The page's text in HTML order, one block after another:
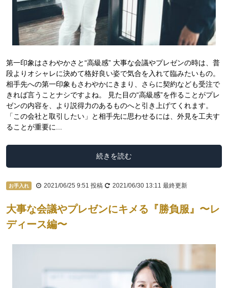
第一印象はさわやかさと“高級感” 大事な会議やプレゼンの時は、普
段よりオシャレに決めて格好良い姿で気合を入れて臨みたいもの。
相手先への第一印象もさわやかにきまり、さらに契約なども受注で
きれば言うことナシですよね。 見た目の“高級感”を作ることがプレ
ゼンの内容を、より説得力のあるものへと引き上げてくれます。
「この会社と取引したい」と相手先に思わせるには、外見を工夫す
ることが重要に...
続きを読む
お手入れ 2021/06/25 9:51 投稿 2021/06/30 13:11 最終更新
大事な会議やプレゼンにキメる『勝負服』〜レ
ディース編〜